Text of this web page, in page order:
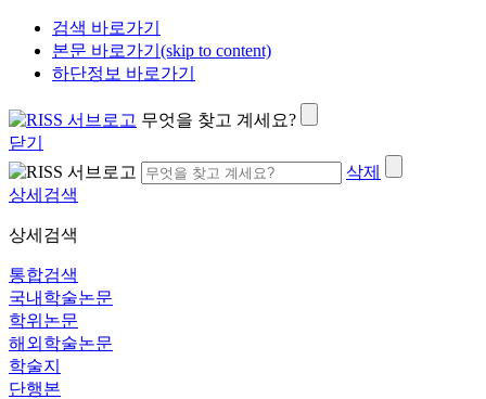
검색 바로가기
본문 바로가기(skip to content)
하단정보 바로가기
무엇을 찾고 계세요?
닫기
삭제
상세검색
상세검색
통합검색
국내학술논문
학위논문
해외학술논문
학술지
단행본